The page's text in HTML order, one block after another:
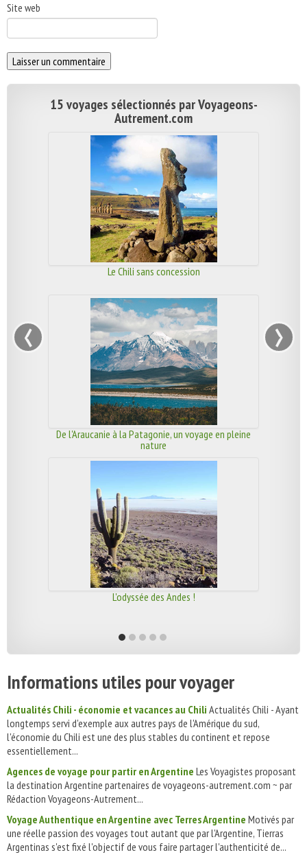
Site web
15 voyages sélectionnés par Voyageons-
Autrement.com
Le Chili sans concession
De l'Araucanie à la Patagonie, un voyage en pleine
nature
L'odyssée des Andes !
‹ ›
Informations utiles pour voyager
Actualités Chili - économie et vacances au Chili Actualités Chili - Ayant
longtemps servi d'exemple aux autres pays de l'Amérique du sud,
l'économie du Chili est une des plus stables du continent et repose
essentiellement...
Agences de voyage pour partir en Argentine Les Voyagistes proposant
la destination Argentine partenaires de voyageons-autrement.com ~ par
Rédaction Voyageons-Autrement...
Voyage Authentique en Argentine avec Terres Argentine Motivés par
une réelle passion des voyages tout autant que par l'Argentine, Tierras
Argentinas s'est fixé l'objectif de vous faire partager l'authenticité de...